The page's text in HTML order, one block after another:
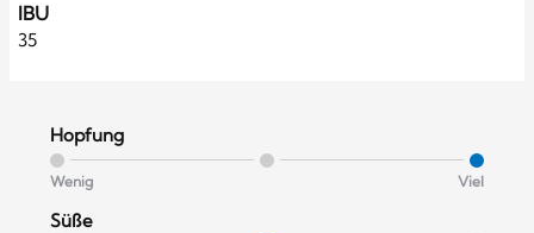
IBU
35
Hopfung
Wenig Viel
Süße